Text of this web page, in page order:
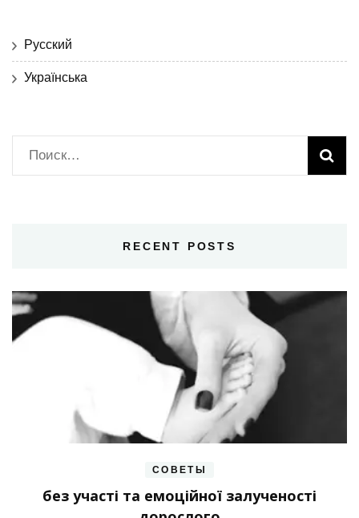
Русский
Українська
Найти:
RECENT POSTS
СОВЕТЫ
без участі та емоційної залученості